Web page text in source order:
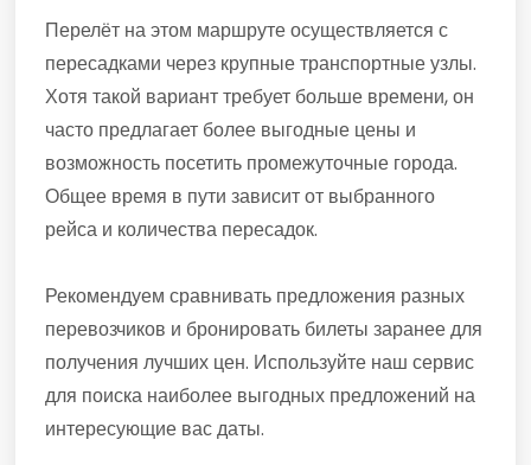
Перелёт на этом маршруте осуществляется с
пересадками через крупные транспортные узлы.
Хотя такой вариант требует больше времени, он
часто предлагает более выгодные цены и
возможность посетить промежуточные города.
Общее время в пути зависит от выбранного
рейса и количества пересадок.
Рекомендуем сравнивать предложения разных
перевозчиков и бронировать билеты заранее для
получения лучших цен. Используйте наш сервис
для поиска наиболее выгодных предложений на
интересующие вас даты.